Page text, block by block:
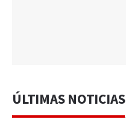
ÚLTIMAS NOTICIAS